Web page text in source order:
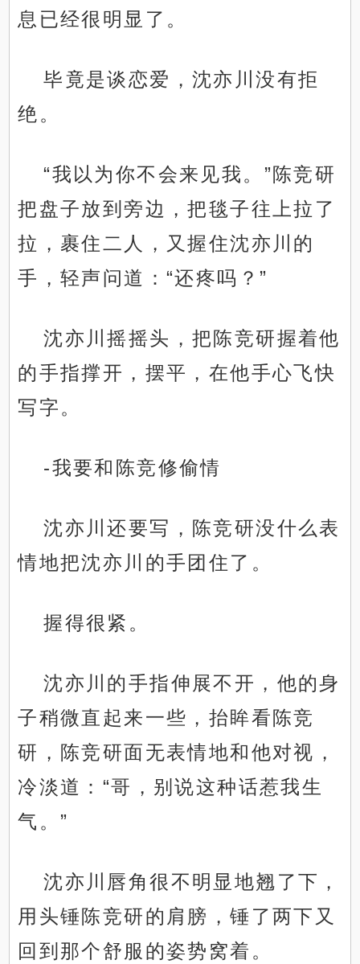
息已经很明显了。
毕竟是谈恋爱，沈亦川没有拒
绝。
“我以为你不会来见我。”陈竞研
把盘子放到旁边，把毯子往上拉了
拉，裹住二人，又握住沈亦川的
手，轻声问道：“还疼吗？”
沈亦川摇摇头，把陈竞研握着他
的手指撑开，摆平，在他手心飞快
写字。
-我要和陈竞修偷情
沈亦川还要写，陈竞研没什么表
情地把沈亦川的手团住了。
握得很紧。
沈亦川的手指伸展不开，他的身
子稍微直起来一些，抬眸看陈竞
研，陈竞研面无表情地和他对视，
冷淡道：“哥，别说这种话惹我生
气。”
沈亦川唇角很不明显地翘了下，
用头锤陈竞研的肩膀，锤了两下又
回到那个舒服的姿势窝着。